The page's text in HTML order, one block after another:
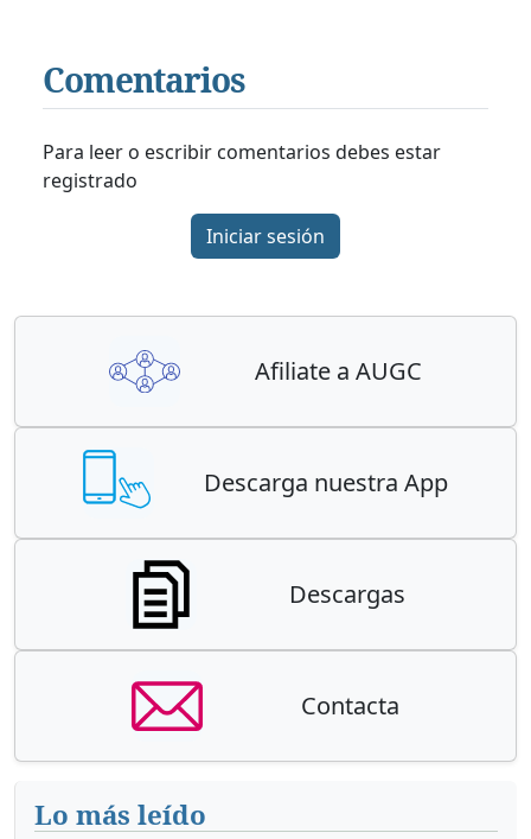
Comentarios
Para leer o escribir comentarios debes estar
registrado
Iniciar sesión
Afiliate a AUGC
Descarga nuestra App
Descargas
Contacta
Lo más leído